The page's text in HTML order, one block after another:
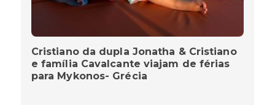
Cristiano da dupla Jonatha & Cristiano
e família Cavalcante viajam de férias
para Mykonos- Grécia